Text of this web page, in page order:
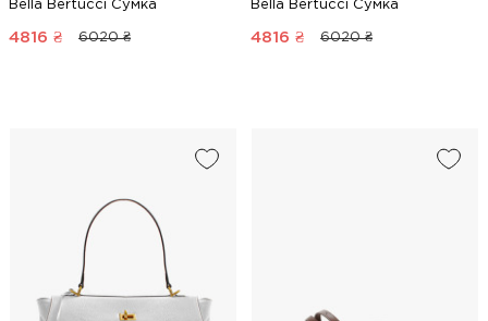
Bella Bertucci Сумка
4816 ₴ 6020 ₴
Bella Bertucci Сумка
4816 ₴ 6020 ₴